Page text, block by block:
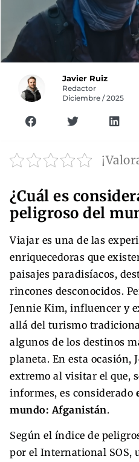
Javier Ruiz
Redactor
Diciembre / 2025
¿Cuál es
peligroso del
Viajar es una de las
enriquecedoras que
paisajes paradisíacos,
rincones desconocidos.
Jennie Kim, influencer y
allá del turismo
algunos de los destinos
planeta. En esta ocasión,
extremo al visitar el que,
informes, es considerado
mundo: Afganistán.
Según el índice de
por el International SOS,